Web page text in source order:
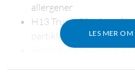
LES MER
allergener
H13 True HEPA-filter
partikler fra 0,3 µm
Aktivt kullfilter bidrar til